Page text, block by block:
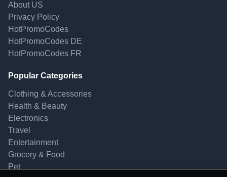
About US
Privacy Policy
HotPromoCodes
HotPromoCodes DE
HotPromoCodes FR
Popular Categories
Clothing & Accessories
Health & Beauty
Electronics
Travel
Entertainment
Grocery & Food
Pet